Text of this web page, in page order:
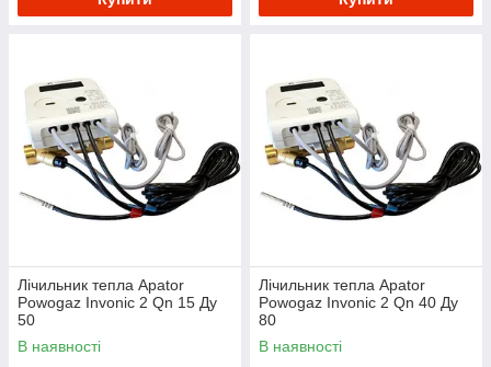
Лічильник тепла Apator
Powogaz Invonic 2 Qn 15 Ду
50
В наявності
Лічильник тепла Apator
Powogaz Invonic 2 Qn 40 Ду
80
В наявності